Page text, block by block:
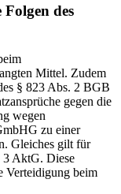
des
Mittel. Zudem
§ 823 Abs. 2 BGB
gegen die
wegen
zu einer
Gleiches gilt für
3 AktG. Diese
Verteidigung beim